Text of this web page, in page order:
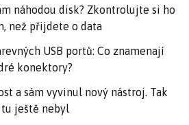
náhodou disk? Zkontrolujte si ho
než přijdete o data
USB portů: Co znamenají
konektory?
a sám vyvinul nový nástroj. Tak
ještě nebyl